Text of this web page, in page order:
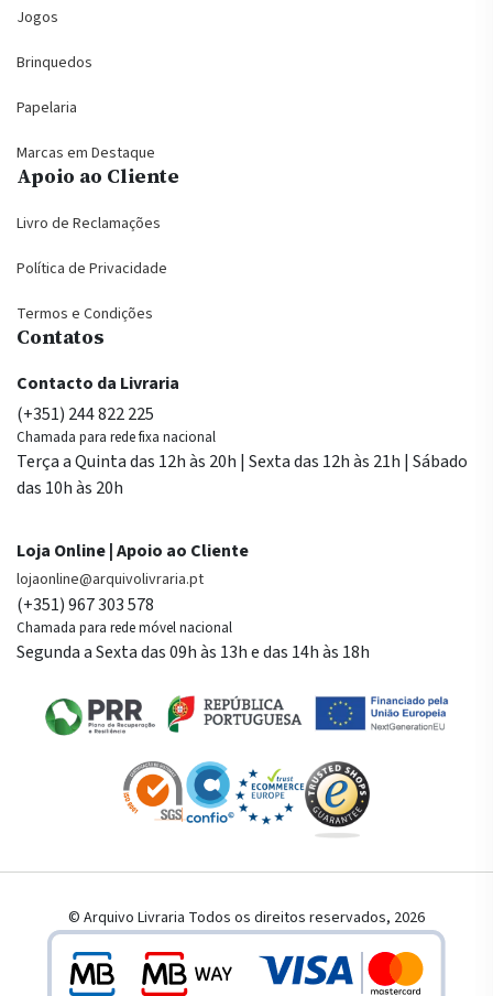
Jogos
Brinquedos
Papelaria
Marcas em Destaque
Apoio ao Cliente
Livro de Reclamações
Política de Privacidade
Termos e Condições
Contatos
Contacto da Livraria
(+351) 244 822 225
Chamada para rede fixa nacional
Terça a Quinta das 12h às 20h | Sexta das 12h às 21h | Sábado
das 10h às 20h
Loja Online | Apoio ao Cliente
lojaonline@arquivolivraria.pt
(+351) 967 303 578
Chamada para rede móvel nacional
Segunda a Sexta das 09h às 13h e das 14h às 18h
© Arquivo Livraria Todos os direitos reservados, 2026